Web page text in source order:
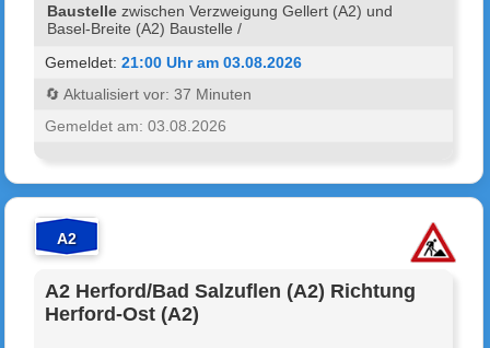
Baustelle zwischen Verzweigung Gellert (A2) und
Basel-Breite (A2) Baustelle /
Gemeldet:21:00 Uhr am 03.08.2026
🔄 Aktualisiert vor: 37 Minuten
Gemeldet am: 03.08.2026
A2
A2 Herford/Bad Salzuflen (A2) Richtung
Herford-Ost (A2)